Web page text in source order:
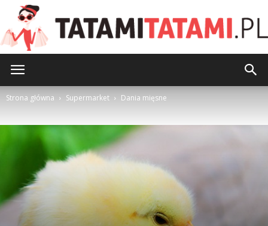
Strona główna Supermarket Dania mięsne